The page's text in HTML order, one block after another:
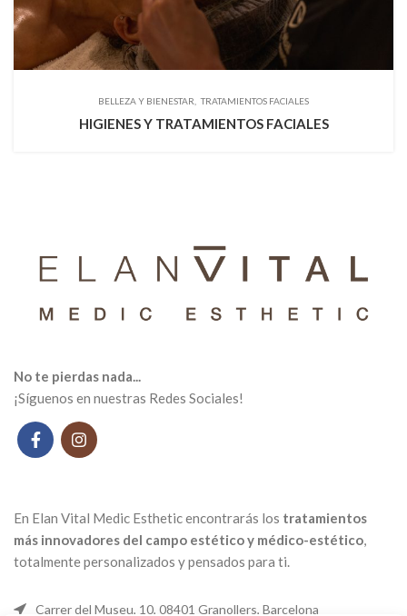
BELLEZA Y BIENESTAR TRATAMIENTOS FACIALES
HIGIENES Y TRATAMIENTOS FACIALES
No te pierdas nada...
¡Síguenos en nuestras Redes Sociales!
En Elan Vital Medic Esthetic encontrarás los tratamientos
más innovadores del campo estético y médico-estético,
totalmente personalizados y pensados ​​para ti.
Carrer del Museu, 10, 08401 Granollers, Barcelona